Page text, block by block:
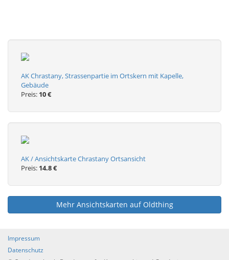
AK Chrastany, Strassenpartie im Ortskern mit Kapelle,
Gebäude
Preis: 10 €
AK / Ansichtskarte Chrastany Ortsansicht
Preis: 14.8 €
Mehr Ansichtskarten auf Oldthing
Impressum
Datenschutz